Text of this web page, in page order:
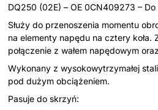
DQ250 (02E) – OE 0CN409273 –
Służy do przenoszenia momentu
na elementy napędu na cztery koła.
połączenie z wałem napędowym
Wykonany z wysokowytrzymałej
pod dużym obciążeniem.
Pasuje do skrzyń: